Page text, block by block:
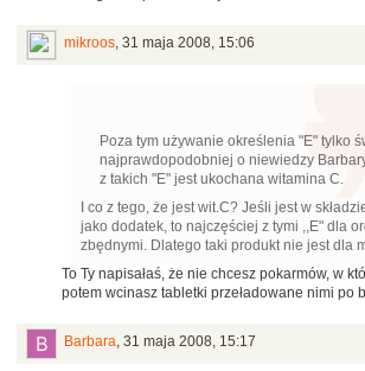
mikroos, 31 maja 2008, 15:06
Poza tym używanie określenia "E" tylko
najprawdopodobniej o niewiedzy
z takich "E" jest ukochana witamina C.
I co z tego, że jest wit.C? Jeśli jest w
jako dodatek, to najczęściej z tymi ,,E" dla
zbędnymi. Dlatego taki produkt nie jest dla
To Ty napisałaś, że nie chcesz pokarmów, w
potem wcinasz tabletki przeładowane nimi po
Barbara, 31 maja 2008, 15:17